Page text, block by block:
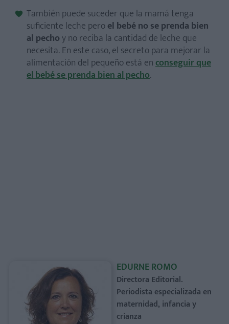
También puede suceder que la mamá tenga
suficiente leche peroel bebé no se prenda bien
al pechoy no reciba la cantidad de leche que
necesita. En este caso, el secreto para mejorar la
alimentación del pequeño está enconseguir que
el bebé se prenda bien al pecho.
EDURNE ROMO
Directora Editorial.
Periodista especializada en
maternidad, infancia y
crianza